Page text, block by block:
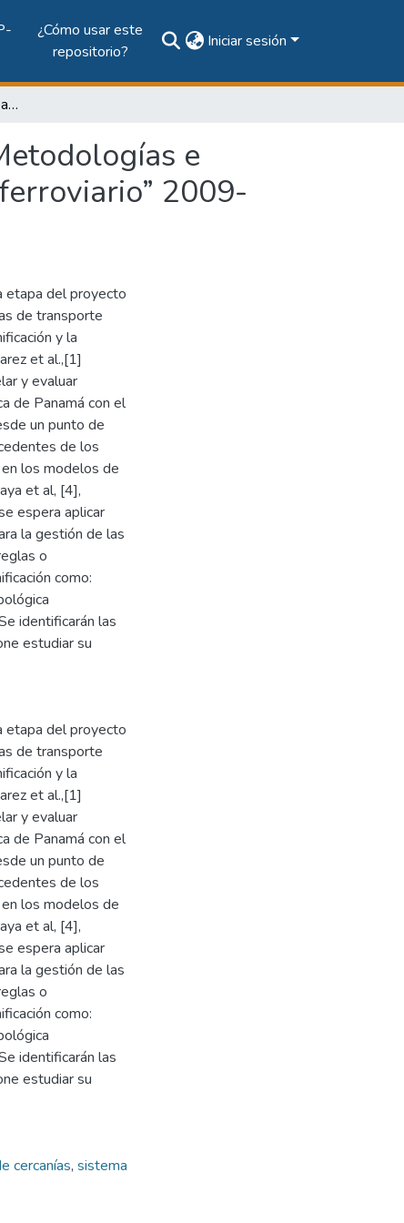
¿Cómo usar este
repositorio?
Iniciar sesión
Informe técnico de la Etapa I del proyecto de I+D “Metodologías e índices de desempeño para sistemas de transporte ferroviario” 2009-2010.
e
2009-
etapa del proyecto
de transporte
y la
et al.,[1]
y evaluar
de Panamá con el
un punto de
de los
los modelos de
et al, [4],
espera aplicar
la gestión de las
o
como:
identificarán las
estudiar su
etapa del proyecto
de transporte
y la
et al.,[1]
y evaluar
de Panamá con el
un punto de
de los
los modelos de
et al, [4],
espera aplicar
la gestión de las
o
como:
identificarán las
estudiar su
cercanías, sistema